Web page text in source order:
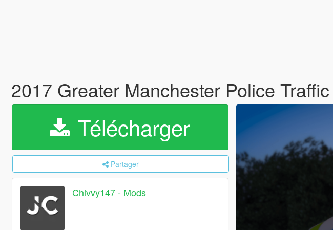
2017 Greater Manchester Police
Télécharger
Partager
Chivvy147 - Mods